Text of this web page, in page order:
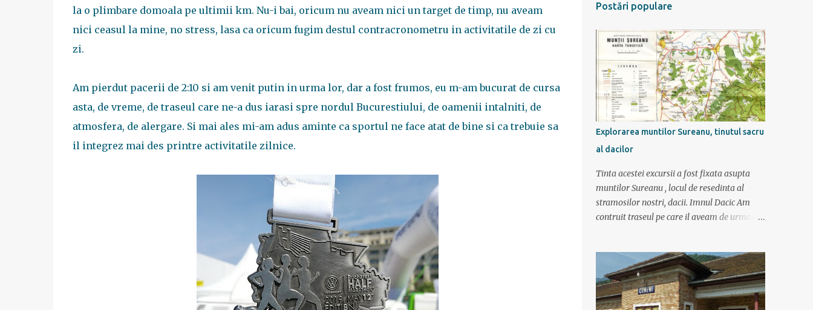
la o plimbare domoala pe ultimii km. Nu-i bai, oricum nu aveam nici un target de timp, nu aveam
nici ceasul la mine, no stress, lasa ca oricum fugim destul contracronometru in activitatile de zi cu
zi.
Am pierdut pacerii de 2:10 si am venit putin in urma lor, dar a fost frumos, eu m-am bucurat de cursa
asta, de vreme, de traseul care ne-a dus iarasi spre nordul Bucurestiului, de oamenii intalniti, de
atmosfera, de alergare. Si mai ales mi-am adus aminte ca sportul ne face atat de bine si ca trebuie sa
il integrez mai des printre activitatile zilnice.
Postări populare
Explorarea muntilor Sureanu, tinutul sacru
al dacilor
Tinta acestei excursii a fost fixata asupta
muntilor Sureanu , locul de resedinta al
stramosilor nostri, dacii. Imnul Dacic Am
contruit traseul pe care il aveam de urmat
zile ca doar de aia e vacanta. Am plecat
sambata 30 iulie pe ruta Pitesti, Rm. Valcea,
Novaci, Ranca, Sebes, Orastie. Si cum se
putea sa plecam decat cu masina dacilor, ce-